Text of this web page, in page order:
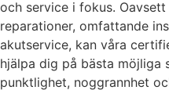
och service i fokus.
reparationer, omfattande
akutservice, kan våra
hjälpa dig på bästa möjliga
punktlighet, noggrannhet